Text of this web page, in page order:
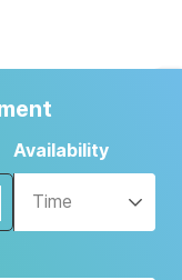
Availability
Time